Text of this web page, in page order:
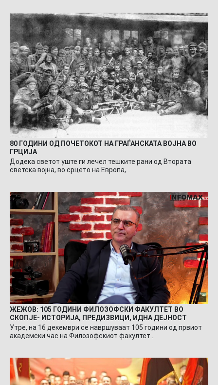
80 ГОДИНИ ОД ПОЧЕТОКОТ НА ГРАЃАНСКАТА ВОЈНА ВО
ГРЦИЈА
Додека светот уште ги лечел тешките рани од Втората
светска војна, во срцето на Европа,…
ЖЕЖОВ: 105 ГОДИНИ ФИЛОЗОФСКИ ФАКУЛТЕТ ВО
СКОПЈЕ- ИСТОРИЈА, ПРЕДИЗВИЦИ, ИДНА ДЕЈНОСТ
Утре, на 16 декември се навршуваат 105 години од првиот
академски час на Филозофскиот факултет…